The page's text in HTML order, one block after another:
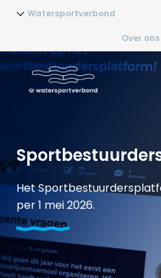
Watersportverbond
Over ons
Het
per 1 mei 2026.